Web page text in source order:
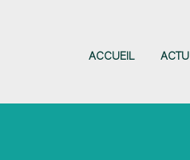
ACCUEIL ACTU